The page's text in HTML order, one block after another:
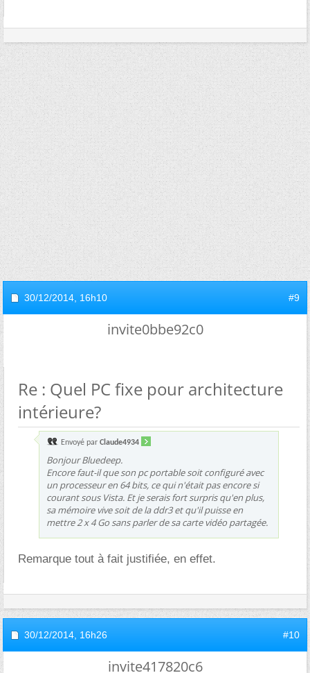
30/12/2014, 16h10 #9
invite0bbe92c0
Re : Quel PC fixe pour architecture
intérieure?
Envoyé par Claude4934
Bonjour Bluedeep.
Encore faut-il que son pc portable soit configuré avec
un processeur en 64 bits, ce qui n'était pas encore si
courant sous Vista. Et je serais fort surpris qu'en plus,
sa mémoire vive soit de la ddr3 et qu'il puisse en
mettre 2 x 4 Go sans parler de sa carte vidéo partagée.
Remarque tout à fait justifiée, en effet.
30/12/2014, 16h26 #10
invite417820c6